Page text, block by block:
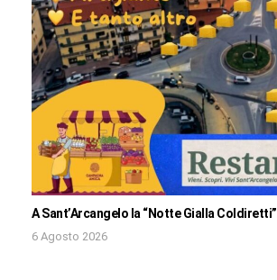
A Sant’Arcangelo la “Notte Gialla Coldiretti”
6 Agosto 2026